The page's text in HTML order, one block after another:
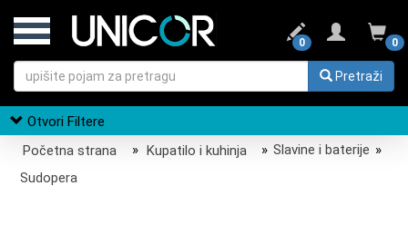
0
0
Pretraži
Otvori Filtere
Početna strana
» Kupatilo i kuhinja » Slavine i baterije »
Sudopera